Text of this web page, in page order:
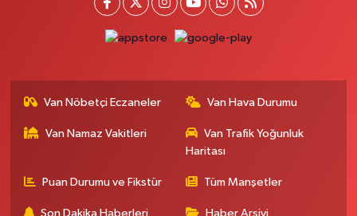
Kışla Mah.Çınarlı Cad.1038 Sk.No:93 3-4
0 (432) 354 37 36 Yol Tarifi Al
BAHÇELİEVLER MAH.MUSLİH GÖRENTAŞ BULVARI NO:57Çağdaş fırının
Van Nöbetçi Eczaneler Van Hava Durumu
Van Namaz Vakitleri
Van Trafik Yoğunluk
Haritası
Puan Durumu ve Fikstür Tüm Manşetler
Son Dakika Haberleri Haber Arşivi